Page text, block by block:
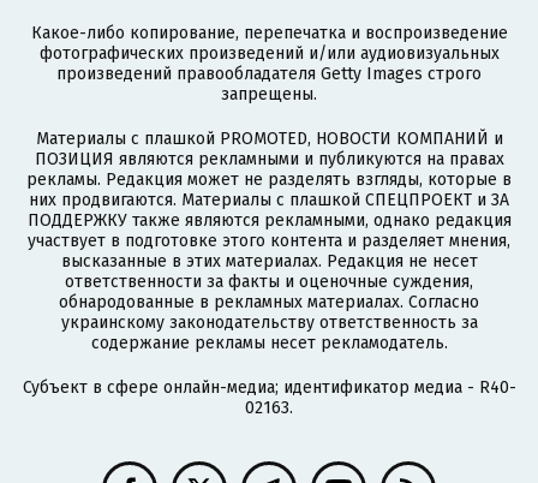
Какое-либо копирование, перепечатка и воспроизведение
фотографических произведений и/или аудиовизуальных
произведений правообладателя Getty Images строго
запрещены.
Материалы с плашкой PROMOTED, НОВОСТИ КОМПАНИЙ и
ПОЗИЦИЯ являются рекламными и публикуются на правах
рекламы. Редакция может не разделять взгляды, которые в
них продвигаются. Материалы с плашкой СПЕЦПРОЕКТ и ЗА
ПОДДЕРЖКУ также являются рекламными, однако редакция
участвует в подготовке этого контента и разделяет мнения,
высказанные в этих материалах. Редакция не несет
ответственности за факты и оценочные суждения,
обнародованные в рекламных материалах. Согласно
украинскому законодательству ответственность за
содержание рекламы несет рекламодатель.
Субъект в сфере онлайн-медиа; идентификатор медиа - R40-
02163.